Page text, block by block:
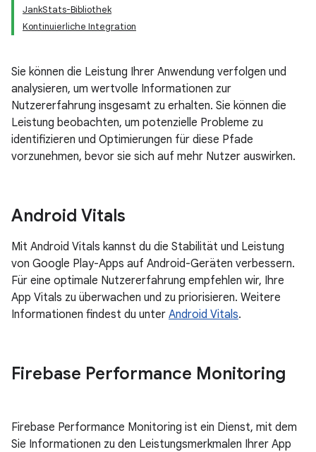
JankStats-Bibliothek
Kontinuierliche Integration
Sie können die Leistung Ihrer Anwendung verfolgen und
analysieren, um wertvolle Informationen zur
Nutzererfahrung insgesamt zu erhalten. Sie können die
Leistung beobachten, um potenzielle Probleme zu
identifizieren und Optimierungen für diese Pfade
vorzunehmen, bevor sie sich auf mehr Nutzer auswirken.
Android Vitals
Mit Android Vitals kannst du die Stabilität und Leistung
von Google Play-Apps auf Android-Geräten verbessern.
Für eine optimale Nutzererfahrung empfehlen wir, Ihre
App Vitals zu überwachen und zu priorisieren. Weitere
Informationen findest du unter Android Vitals.
Firebase Performance Monitoring
Firebase Performance Monitoring ist ein Dienst, mit dem
Sie Informationen zu den Leistungsmerkmalen Ihrer App